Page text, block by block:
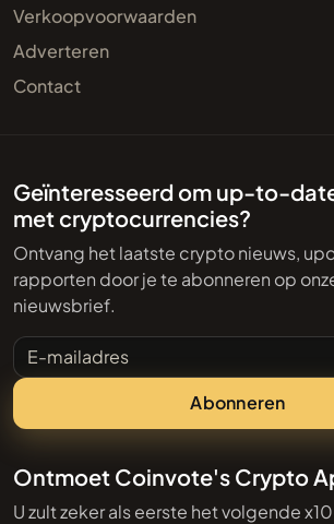
Verkoopvoorwaarden
Adverteren
Contact
Geïnteresseerd om up-to-
met cryptocurrencies?
Ontvang het laatste crypto nieuws,
rapporten door je te abonneren op
nieuwsbrief.
E-mailadres
Abonneren
Ontmoet Coinvote's Crypto
U zult zeker als eerste het volgende